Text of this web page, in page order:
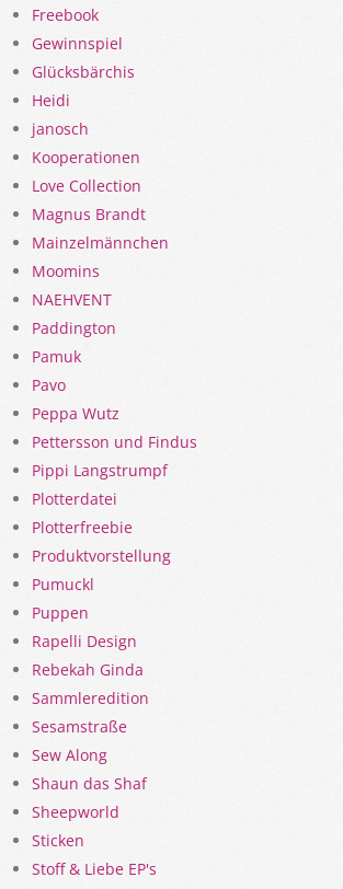
Freebook
Gewinnspiel
Glücksbärchis
Heidi
janosch
Kooperationen
Love Collection
Magnus Brandt
Mainzelmännchen
Moomins
NAEHVENT
Paddington
Pamuk
Pavo
Peppa Wutz
Pettersson und Findus
Pippi Langstrumpf
Plotterdatei
Plotterfreebie
Produktvorstellung
Pumuckl
Puppen
Rapelli Design
Rebekah Ginda
Sammleredition
Sesamstraße
Sew Along
Shaun das Shaf
Sheepworld
Sticken
Stoff & Liebe EP's